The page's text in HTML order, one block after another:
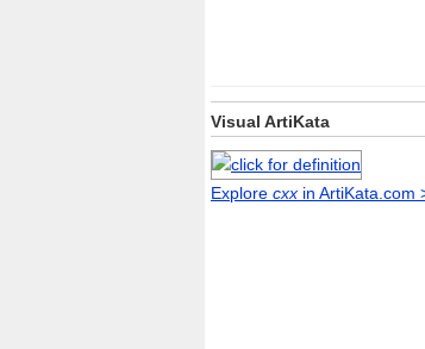
Visual ArtiKata
Explore cxx in ArtiKata.com